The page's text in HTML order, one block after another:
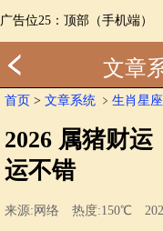
广告位25：顶部（手机端）
文章
首页 > 文章系统 ﹥ 生肖星座
2026 属猪财
运不错
来源:网络 热度:150℃